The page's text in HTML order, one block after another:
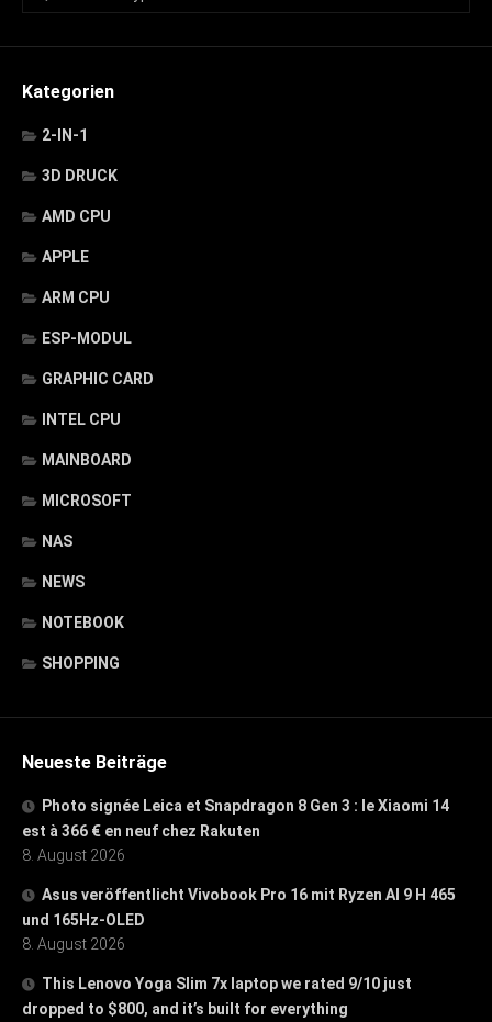
Kategorien
2-IN-1
3D DRUCK
AMD CPU
APPLE
ARM CPU
ESP-MODUL
GRAPHIC CARD
INTEL CPU
MAINBOARD
MICROSOFT
NAS
NEWS
NOTEBOOK
SHOPPING
Neueste Beiträge
Photo signée Leica et Snapdragon 8 Gen 3 : le Xiaomi 14
est à 366 € en neuf chez Rakuten
8. August 2026
Asus veröffentlicht Vivobook Pro 16 mit Ryzen AI 9 H 465
und 165Hz-OLED
8. August 2026
This Lenovo Yoga Slim 7x laptop we rated 9/10 just
dropped to $800, and it’s built for everything